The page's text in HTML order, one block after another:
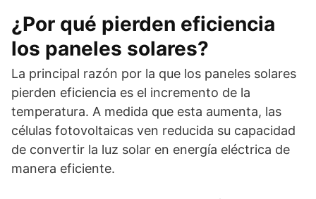
¿Por qué pierden eficiencia
los paneles solares?
La principal razón por la que los paneles solares
pierden eficiencia es el incremento de la
temperatura. A medida que esta aumenta, las
células fotovoltaicas ven reducida su capacidad
de convertir la luz solar en energía eléctrica de
manera eficiente.